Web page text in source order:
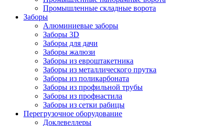
Промышленные складные ворота
Заборы
Алюминиевые заборы
Заборы 3D
Заборы для дачи
Заборы жалюзи
Заборы из евроштакетника
Заборы из металлического прутка
Заборы из поликарбоната
Заборы из профильной трубы
Заборы из профнастила
Заборы из сетки рабицы
Перегрузочное оборудование
Доклевеллеры